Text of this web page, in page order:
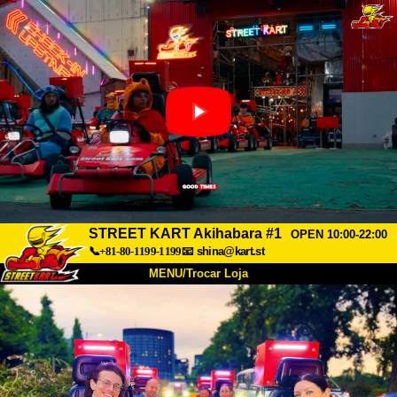
STREET KART Akihabara #1
OPEN 10:00-22:00
📞+81-80-1199-1199📧 shina@kart.st
MENU/Trocar Loja
Sobre Especificações Preços
Acesso Opiniões FAQ